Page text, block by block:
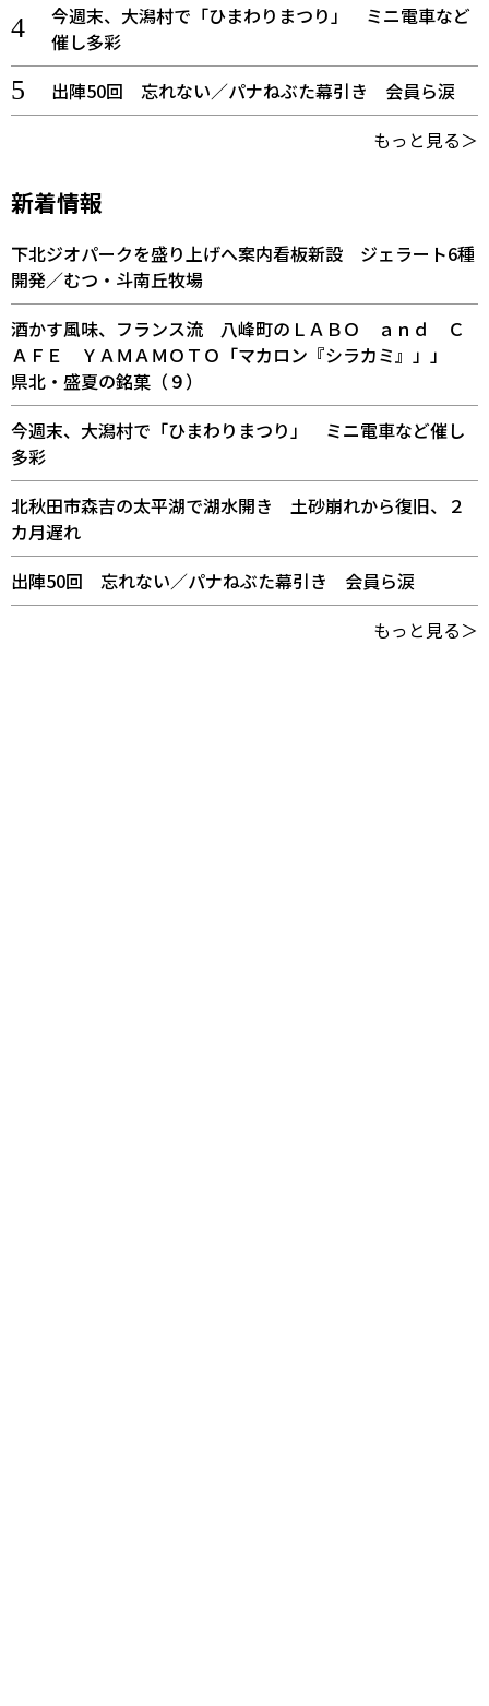
今週末、大潟村で「ひまわりまつり」 ミニ電車など
催し多彩
出陣50回 忘れない／パナねぶた幕引き 会員ら涙
もっと見る＞
新着情報
下北ジオパークを盛り上げへ案内看板新設 ジェラート6種
開発／むつ・斗南丘牧場
酒かす風味、フランス流 八峰町のＬＡＢＯ ａｎｄ Ｃ
ＡＦＥ ＹＡＭＡＭＯＴＯ「マカロン『シラカミ』」」
県北・盛夏の銘菓（９）
今週末、大潟村で「ひまわりまつり」 ミニ電車など催し
多彩
北秋田市森吉の太平湖で湖水開き 土砂崩れから復旧、２
カ月遅れ
出陣50回 忘れない／パナねぶた幕引き 会員ら涙
もっと見る＞